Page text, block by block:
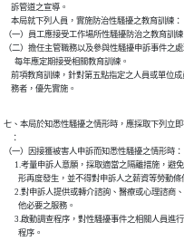
    訴管道之宣導。
    本局就下列人員，實施防治性騷擾之教育訓練：
（一）員工應接受工作場所性騷擾防治之教育訓練
（二）擔任主管職務以及參與性騷擾申訴事件之
      每年應定期接受相關教育訓練。
前項教育訓練，針對第五點指定之人員或單位
    務者，優先實施。
七、本局於知悉性騷擾之情形時，應採取下列立
    ：
（一）因接獲被害人申訴而知悉性騷擾之情形時：
1.考量申訴人意願，採取適當之隔離措施，避
形再度發生，並不得對申訴人之薪資等勞動
2.對申訴人提供或轉介諮詢、醫療或心理諮商
        他必要之服務。
3.啟動調查程序，對性騷擾事件之相關人員進
        程序。